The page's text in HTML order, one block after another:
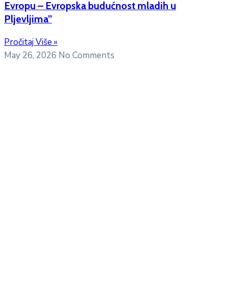
Evropu – Evropska budućnost mladih u
Pljevljima”
Pročitaj Više »
May 26, 2026 No Comments